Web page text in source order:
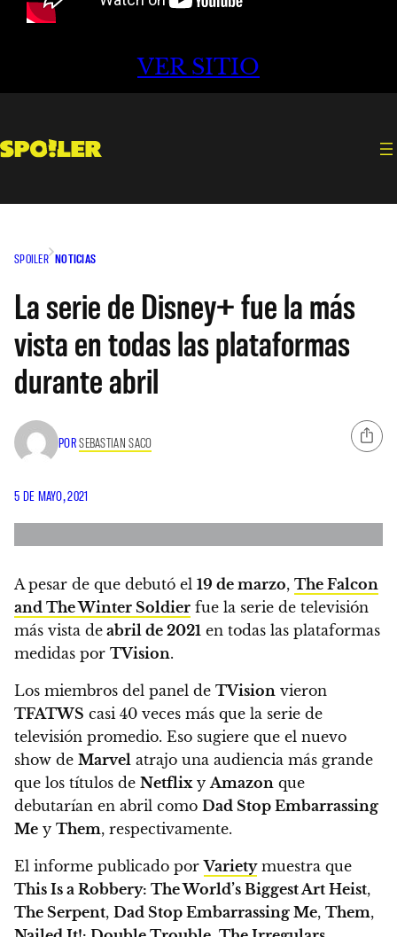
VER SITIO
SPOILER NOTICIAS
La serie de Disney+ fue la más
vista en todas las plataformas
durante abril
PORSEBASTIAN SACO
5 DE MAYO, 2021
A pesar de que debutó el 19 de marzo, The Falcon
and The Winter Soldier fue la serie de televisión
más vista de abril de 2021 en todas las plataformas
medidas por TVision.
Los miembros del panel de TVision vieron
TFATWS casi 40 veces más que la serie de
televisión promedio. Eso sugiere que el nuevo
show de Marvel atrajo una audiencia más grande
que los títulos de Netflix y Amazon que
debutarían en abril como Dad Stop Embarrassing
Me y Them, respectivamente.
El informe publicado porVarietymuestra que
This Is a Robbery: The World’s Biggest Art Heist,
The Serpent, Dad Stop Embarrassing Me, Them,